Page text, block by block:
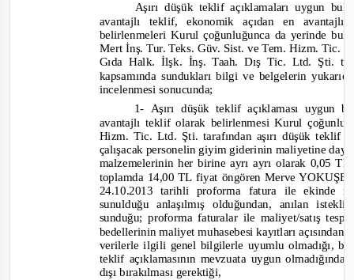
Aşırı düşük teklif açıklamaları uygun
avantajlı teklif, ekonomik açıdan en
belirlenmeleri Kurul çoğunluğunca da yerinde
Mert İnş. Tur. Teks. Güv. Sist. ve Tem. Hizm. Tic.
Gıda Halk. İlşk. İnş. Taah. Dış Tic. Ltd. Şti.
kapsamında sundukları bilgi ve belgelerin
incelenmesi sonucunda;
1- Aşırı düşük teklif açıklaması uygun
avantajlı teklif olarak belirlenmesi Kurul
Hizm. Tic. Ltd. Şti. tarafından aşırı düşük teklif
çalışacak personelin giyim giderinin maliyetine
malzemelerinin her birine ayrı ayrı olarak 0,05
toplamda 14,00 TL fiyat öngören Merve
24.10.2013 tarihli proforma fatura ile ekinde
sunulduğu anlaşılmış olduğundan, anılan
sunduğu; proforma faturalar ile maliyet/satış
bedellerinin maliyet muhasebesi kayıtları
verilerle ilgili genel bilgilerle uyumlu olmadığı,
teklif açıklamasının mevzuata uygun
dışı bırakılması gerektiği,